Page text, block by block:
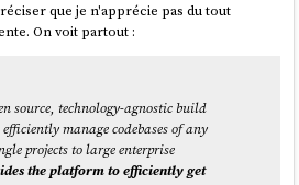
playground install-coreos-iso-on-
déroulée sans problème sur un serveur
TPM2
dans le BIOS : la console m'a alors
C'est plutôt pratique en cas de
que je n'apprécie pas du tout
On voit partout :
source, technology-agnostic build
manage codebases of any
projects to large enterprise
the platform to efficiently get